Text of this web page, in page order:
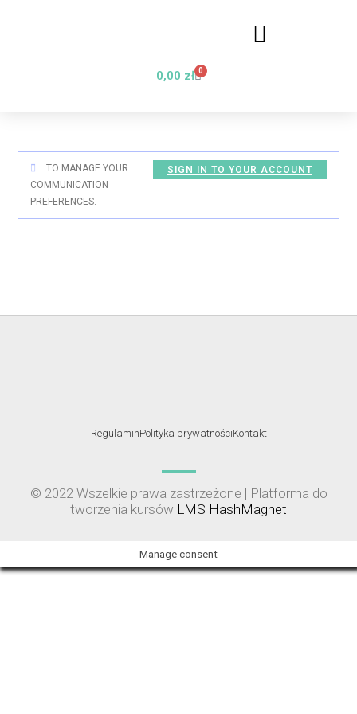
0,00 zł 0
SIGN IN TO YOUR ACCOUNT
TO MANAGE YOUR
COMMUNICATION
PREFERENCES.
RegulaminPolityka prywatnościKontakt
© 2022 Wszelkie prawa zastrzeżone | Platforma do
tworzenia kursów LMS HashMagnet
Manage consent